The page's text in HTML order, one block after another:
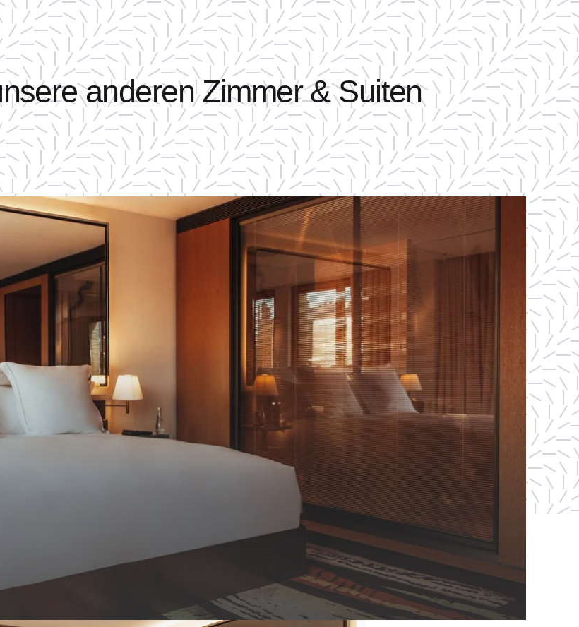
anderen Zimmer & Suiten
DAS HOTEL
ZIMMER & SUITEN
RESTAURANTS
FITNESS & SPA
VERANSTALTUNGEN & TAGUNGEN
ERLEBNISSE & TOURISMUS
FOTOGALERIE
FAQ GESCHENKE
BUCHEN